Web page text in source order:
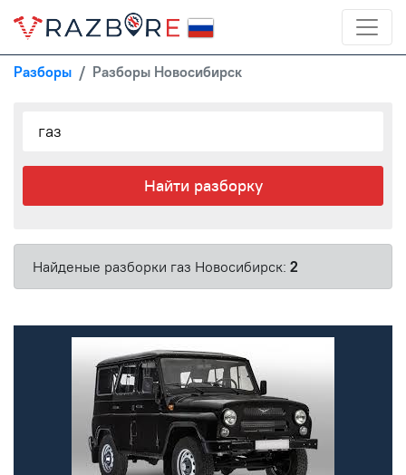
Разборы Разборы Новосибирск
Найти разборку
Найденые разборки газ Новосибирск: 2